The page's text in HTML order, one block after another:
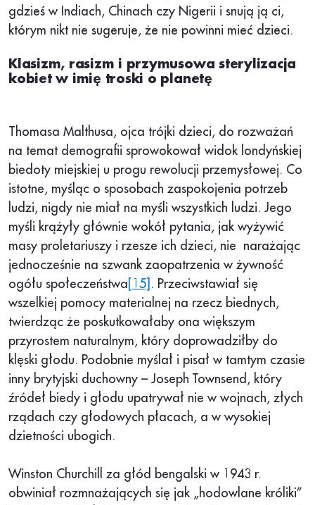
gdzieś w Indiach, Chinach czy Nigerii i snują ją ci,
którym nikt nie sugeruje, że nie powinni mieć dzieci.
Klasizm, rasizm i przymusowa sterylizacja
kobiet w imię troski o planetę
Thomasa Malthusa, ojca trójki dzieci, do rozważań
na temat demografii sprowokował widok londyńskiej
biedoty miejskiej u progu rewolucji przemysłowej. Co
istotne, myśląc o sposobach zaspokojenia potrzeb
ludzi, nigdy nie miał na myśli wszystkich ludzi. Jego
myśli krążyły głównie wokół pytania, jak wyżywić
masy proletariuszy i rzesze ich dzieci, nie narażając
jednocześnie na szwank zaopatrzenia w żywność
ogółu społeczeństwa [15] . Przeciwstawiał się
wszelkiej pomocy materialnej na rzecz biednych,
twierdząc że poskutkowałaby ona większym
przyrostem naturalnym, który doprowadziłby do
klęski głodu. Podobnie myślał i pisał w tamtym czasie
inny brytyjski duchowny – Joseph Townsend, który
źródeł biedy i głodu upatrywał nie w wojnach, złych
rządach czy głodowych płacach, a w wysokiej
dzietności ubogich.
Winston Churchill za głód bengalski w 1943 r.
obwiniał rozmnażających się jak „hodowlane króliki”